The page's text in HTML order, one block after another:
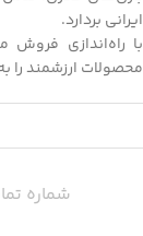
ایرانی بردارد.
محصولات ارزشمند را
شماره